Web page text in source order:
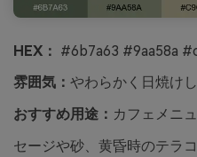
HEX： #6b7a63 #9aa58a
雰囲気： やわらかく日焼け
おすすめ用途： カフェメニ
セージや砂、黄昏時のテラ